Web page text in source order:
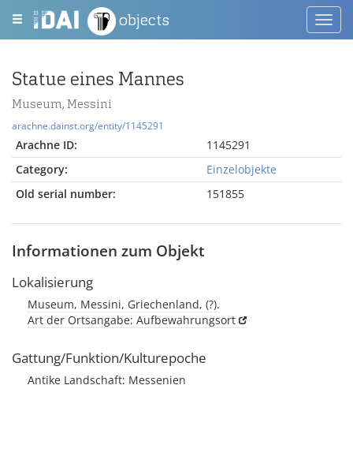
objects
Statue eines Mannes
Museum, Messini
arachne.dainst.org/entity/1145291
Arachne ID:
1145291
Category:
Einzelobjekte
Old serial number:
151855
Informationen zum Objekt
Lokalisierung
Museum, Messini, Griechenland, (?).
Art der Ortsangabe: Aufbewahrungsort
Gattung/Funktion/Kulturepoche
Antike Landschaft: Messenien